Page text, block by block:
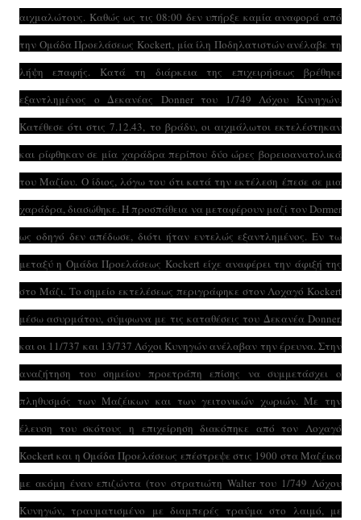
αιχμαλώτους. Καθώς ως τις 08:00 δεν υπήρξε καμία αναφορά από
την Ομάδα Προελάσεως Kockert, μία ίλη Ποδηλατιστών ανέλαβε τη
λήψη επαφής. Κατά τη διάρκεια της επιχειρήσεως βρέθηκε
εξαντλημένος ο Δεκανέας Donner του 1/749 Λόχου Κυνηγών.
Κατέθεσε ότι στις 7.12.43, το βράδυ, οι αιχμάλωτοι εκτελέστηκαν
και ρίφθηκαν σε μία χαράδρα περίπου δύο ώρες βορειοανατολικά
του Μαζίου. Ο ίδιος, λόγω του ότι κατά την εκτέλεση έπεσε σε μια
χαράδρα, διασώθηκε. Η προσπάθεια να μεταφέρουν μαζί τον Dormer
ως οδηγό δεν απέδωσε, διότι ήταν εντελώς εξαντλημένος. Εν τω
μεταξύ η Ομάδα Προελάσεως Kockert είχε αναφέρει την άφιξή της
στο Μάζι. Το σημείο εκτελέσεως περιγράφηκε στον Λοχαγό Kockert
μέσω ασυρμάτου, σύμφωνα με τις καταθέσεις του Δεκανέα Donner,
και οι 11/737 και 13/737 Λόχοι Κυνηγών ανέλαβαν την έρευνα. Στην
αναζήτηση του σημείου προετράπη επίσης να συμμετάσχει ο
πληθυσμός των Μαζέικων και των γειτονικών χωριών. Με την
έλευση του σκότους η επιχείρηση διακόπηκε από τον Λοχαγό
Kockert και η Ομάδα Προελάσεως επέστρεψε στις 1900 στα Μαζέικα
με ακόμη έναν επιζώντα (τον στρατιώτη Walter του 1/749 Λόχου
Κυνηγών, τραυματισμένο με διαμπερές τραύμα στο λαιμό, με